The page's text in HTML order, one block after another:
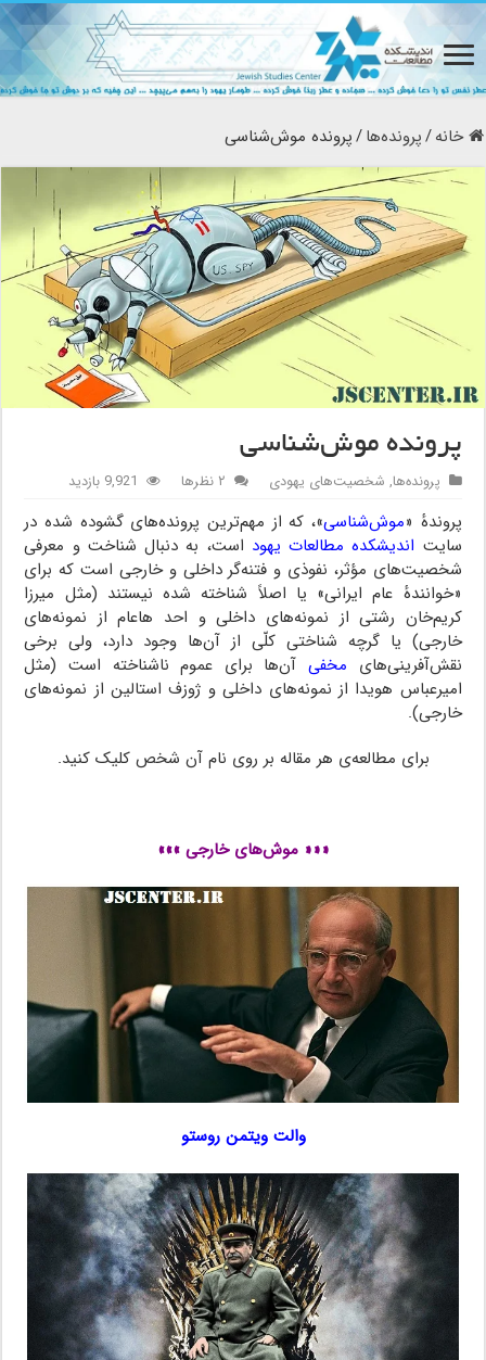
خانه/پرونده‌ها/پرونده موش‌شناسی
پرونده موش‌شناسی
پرونده‌ها, شخصیت‌های یهودی ۲ نظرها 9,921 بازدید
پروندهٔ «موش‌شناسی»، که از مهم‌ترین پرونده‌های گشوده شده در
سایت اندیشکده مطالعات یهود است، به دنبال شناخت و معرفی
شخصیت‌های مؤثر، نفوذی و فتنه‌گر داخلی و خارجی است که برای
«خوانندهٔ عام ایرانی» یا اصلاً شناخته شده نیستند (مثل میرزا
کریم‌خان رشتی از نمونه‌های داخلی و احد هاعام از نمونه‌های
خارجی) یا گرچه شناختی کلّی از آن‌ها وجود دارد، ولی برخی
نقش‌آفرینی‌های مخفیآن‌ها برای عموم ناشناخته است (مثل
امیرعباس هویدا از نمونه‌های داخلی و ژوزف استالین از نمونه‌های
خارجی).
برای مطالعه‌ی هر مقاله بر روی نام آن شخص کلیک کنید.
««« موش‌های خارجی »»»
والت ویتمن روستو